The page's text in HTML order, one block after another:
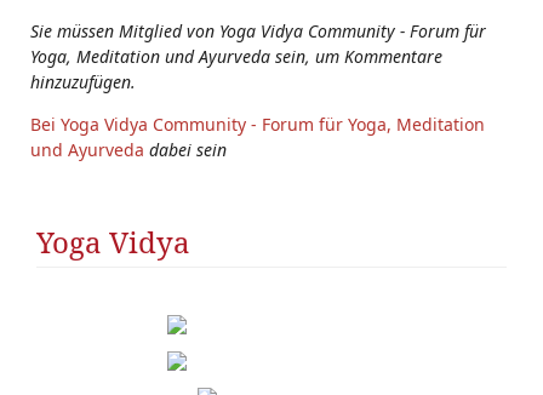
Sie müssen Mitglied von Yoga Vidya Community - Forum für
Yoga, Meditation und Ayurveda sein, um Kommentare
hinzuzufügen.
Bei Yoga Vidya Community - Forum für Yoga, Meditation
und Ayurveda dabei sein
Yoga Vidya